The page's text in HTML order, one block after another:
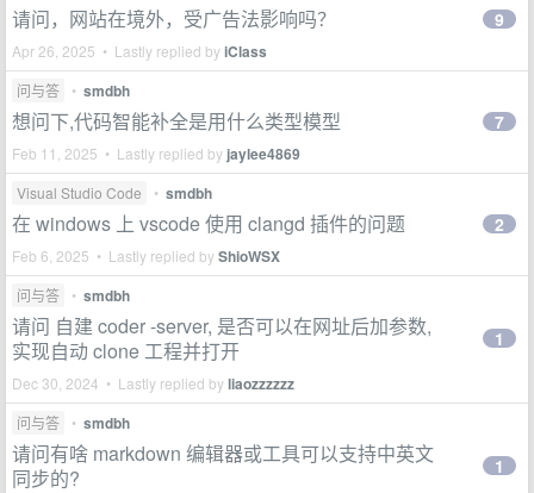
请问，网站在境外，受广告法影响吗？
Apr 26, 2025 • Lastly replied byiClass
9
问与答 • smdbh
想问下,代码智能补全是用什么类型模型
Feb 11, 2025 • Lastly replied by jaylee4869
7
Visual Studio Code • smdbh
在 windows 上 vscode 使用 clangd 插件的问题
Feb 6, 2025 • Lastly replied byShioWSX
2
问与答 • smdbh
请问 自建 coder -server, 是否可以在网址后加参数,
实现自动 clone 工程并打开
Dec 30, 2024 • Lastly replied byliaozzzzzz
1
问与答 • smdbh
请问有啥 markdown 编辑器或工具可以支持中英文
同步的?
1